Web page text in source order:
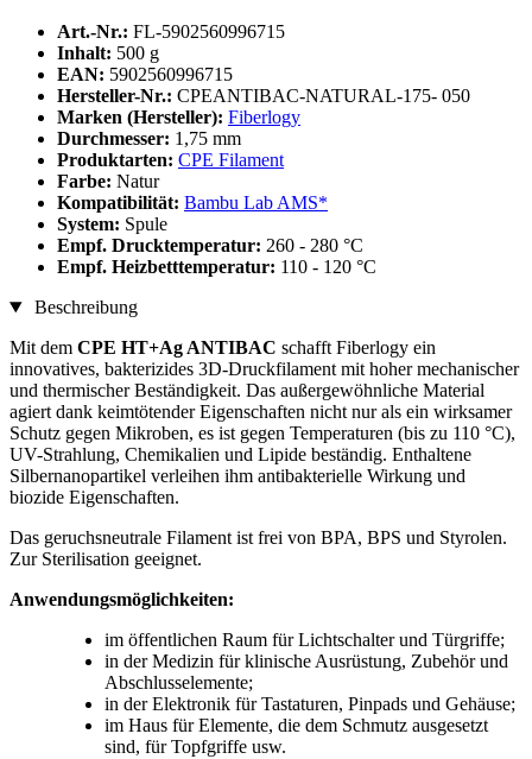
Art.-Nr.: FL-5902560996715
Inhalt: 500 g
EAN: 5902560996715
Hersteller-Nr.: CPEANTIBAC-NATURAL-175- 050
Marken (Hersteller): Fiberlogy
Durchmesser: 1,75 mm
Produktarten: CPE Filament
Farbe: Natur
Kompatibilität: Bambu Lab AMS*
System: Spule
Empf. Drucktemperatur: 260 - 280 °C
Empf. Heizbetttemperatur: 110 - 120 °C
Beschreibung
Mit dem CPE HT+Ag ANTIBAC schafft Fiberlogy ein
innovatives, bakterizides 3D-Druckfilament mit hoher mechanischer
und thermischer Beständigkeit. Das außergewöhnliche Material
agiert dank keimtötender Eigenschaften nicht nur als ein wirksamer
Schutz gegen Mikroben, es ist gegen Temperaturen (bis zu 110 °C),
UV-Strahlung, Chemikalien und Lipide beständig. Enthaltene
Silbernanopartikel verleihen ihm antibakterielle Wirkung und
biozide Eigenschaften.
Das geruchsneutrale Filament ist frei von BPA, BPS und Styrolen.
Zur Sterilisation geeignet.
Anwendungsmöglichkeiten:
im öffentlichen Raum für Lichtschalter und Türgriffe;
in der Medizin für klinische Ausrüstung, Zubehör und
Abschlusselemente;
in der Elektronik für Tastaturen, Pinpads und Gehäuse;
im Haus für Elemente, die dem Schmutz ausgesetzt
sind, für Topfgriffe usw.